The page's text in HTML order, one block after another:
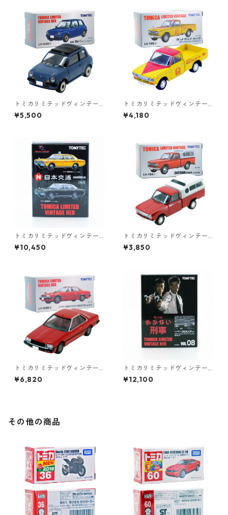
トミカリミテッドヴィンテー
ジネオ LV-N40a 日産 Be-1 キ
ャンバストップ #36225614
¥5,500
トミカリミテッドヴィンテー
ジ LV-195a ダットサントラッ
ク 1300デラックス ブリヂス
¥4,180
トミカリミテッドヴィンテー
ジネオ 日本交通 VOL.3 2MO
DELS #10223412
¥10,450
トミカリミテッドヴィンテー
ジ LV-194a DATSUN truck 北
米仕様 #36316633
¥3,850
トミカリミテッドヴィンテー
ジネオ LV-N85b ニッサン スカ
イライン 2000 RS 82年式 #3
¥6,820
トミカリミテッドヴィンテー
ジネオ もっと あぶない刑事 V
OL.08 ニッサン グロリア HT
¥12,100
その他の商品